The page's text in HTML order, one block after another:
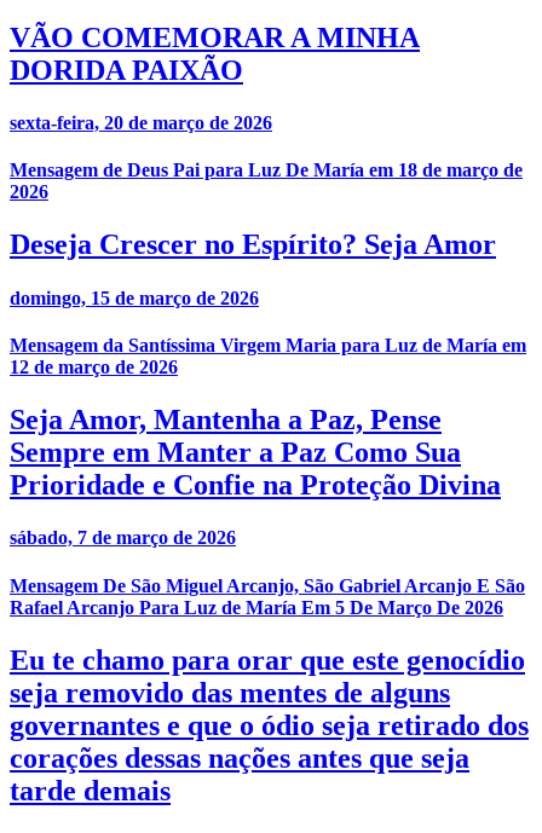
VÃO COMEMORAR A MINHA
DORIDA PAIXÃO
sexta-feira, 20 de março de 2026
Mensagem de Deus Pai para Luz De María em 18 de março de
2026
Deseja Crescer no Espírito? Seja Amor
domingo, 15 de março de 2026
Mensagem da Santíssima Virgem Maria para Luz de María em
12 de março de 2026
Seja Amor, Mantenha a Paz, Pense
Sempre em Manter a Paz Como Sua
Prioridade e Confie na Proteção Divina
sábado, 7 de março de 2026
Mensagem De São Miguel Arcanjo, São Gabriel Arcanjo E São
Rafael Arcanjo Para Luz de María Em 5 De Março De 2026
Eu te chamo para orar que este genocídio
seja removido das mentes de alguns
governantes e que o ódio seja retirado dos
corações dessas nações antes que seja
tarde demais